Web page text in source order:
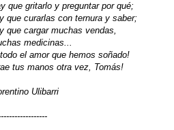
que gritarlo y preguntar por qué;
que curarlas con ternura y saber;
que cargar muchas vendas,
medicinas...
todo el amor que hemos soñado!
tus manos otra vez, Tomás!
Ulibarri